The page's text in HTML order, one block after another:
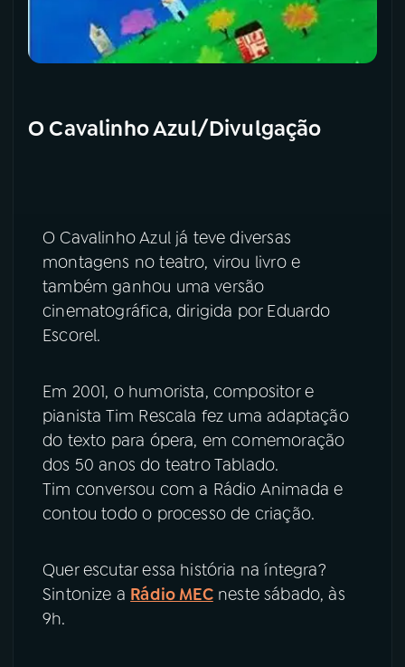
O Cavalinho Azul/Divulgação
O Cavalinho Azul já teve diversas
montagens no teatro, virou livro e
também ganhou uma versão
cinematográfica, dirigida por Eduardo
Escorel.
Em 2001, o humorista, compositor e
pianista Tim Rescala fez uma adaptação
do texto para ópera, em comemoração
dos 50 anos do teatro Tablado.
Tim conversou com a Rádio Animada e
contou todo o processo de criação.
Quer escutar essa história na íntegra?
Sintonize a Rádio MECneste sábado, às
9h.